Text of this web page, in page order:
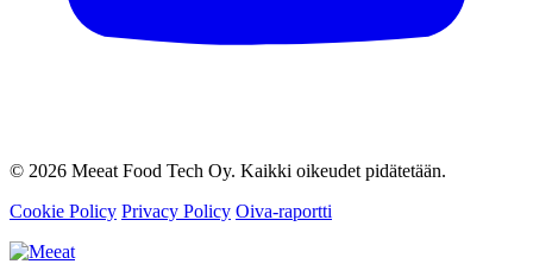
© 2026 Meeat Food Tech Oy. Kaikki oikeudet pidätetään.
Cookie Policy Privacy Policy Oiva-raportti